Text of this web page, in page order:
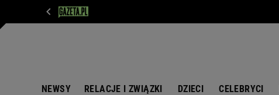
NEWSY RELACJE I ZWIĄZKI DZIECI CELEBRYCI